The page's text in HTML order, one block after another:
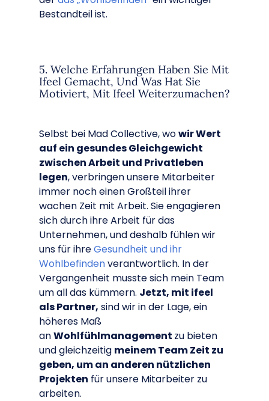
Bestandteil ist.
5. Welche Erfahrungen Haben Sie Mit
Ifeel Gemacht, Und Was Hat Sie
Motiviert, Mit Ifeel Weiterzumachen?
Selbst bei Mad Collective, wowir Wert
auf ein gesundes Gleichgewicht
zwischen Arbeit und Privatleben
legen, verbringen unsere Mitarbeiter
immer noch einen Großteil ihrer
wachen Zeit mit Arbeit. Sie engagieren
sich durch ihre Arbeit für das
Unternehmen, und deshalb fühlen wir
uns für ihreGesundheit und ihr
Wohlbefindenverantwortlich. In der
Vergangenheit musste sich mein Team
um all das kümmern. Jetzt, mit ifeel
als Partner, sind wir in der Lage, ein
höheres Maß
anWohlfühlmanagement zu bieten
und gleichzeitig meinem Team Zeit zu
geben, um an anderen nützlichen
Projekten für unsere Mitarbeiter zu
arbeiten.